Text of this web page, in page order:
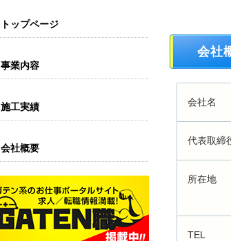
トップページ
事業内容
施工実績
会社概要
会社
会社名
代表取締
所在地
TEL